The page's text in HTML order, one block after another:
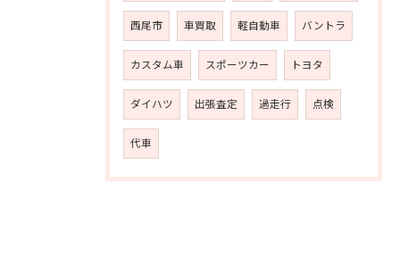
西尾市 車買取 軽自動車 バントラ
カスタム車 スポーツカー トヨタ
ダイハツ 出張査定 過走行 点検
代車